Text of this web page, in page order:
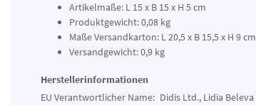
Artikelmaße: L 15 x B 15 x H 5 cm
Produktgewicht: 0,08 kg
Maße Versandkarton: L 20,5 x B 15,5 x H 9 cm
Versandgewicht: 0,9 kg
Herstellerinformationen
EU Verantwortlicher Name: Didis Ltd., Lidia Beleva